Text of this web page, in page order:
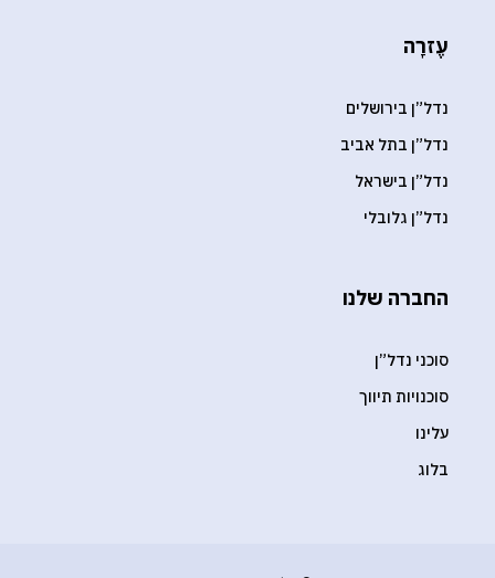
עֶזרָה
נדל”ן בירושלים
נדל”ן בתל אביב
נדל”ן בישראל
נדל”ן גלובלי
החברה שלנו
סוכני נדל”ן
סוכנויות תיווך
עלינו
בלוג